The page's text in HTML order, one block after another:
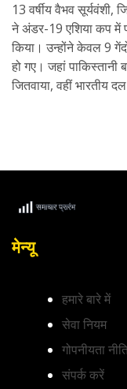
13 वर्षीय वैभव सूर्यवंशी,
ने अंडर-19 एशिया कप में
किया। उन्होंने केवल 9
हो गए। जहां
जितवाया, वहीं भारतीय
मेन्यू
हमारे बारे में
सेवा नियम
गोपनीयता
संपर्क करें